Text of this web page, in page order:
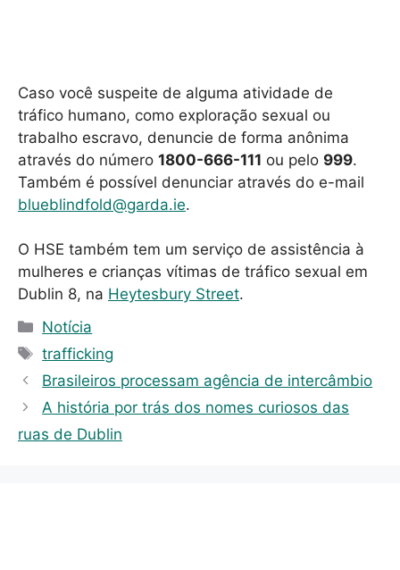
Caso você suspeite de alguma atividade de
tráfico humano, como exploração sexual ou
trabalho escravo, denuncie de forma anônima
através do número 1800-666-111 ou pelo 999.
Também é possível denunciar através do e-mail
blueblindfold@garda.ie.
O HSE também tem um serviço de assistência à
mulheres e crianças vítimas de tráfico sexual em
Dublin 8, na Heytesbury Street.
C
a
e
g
o
Notícia
T
a
s
trafficking
Brasileiros processam agência de intercâmbio
A história por trás dos nomes curiosos das
ruas de Dublin